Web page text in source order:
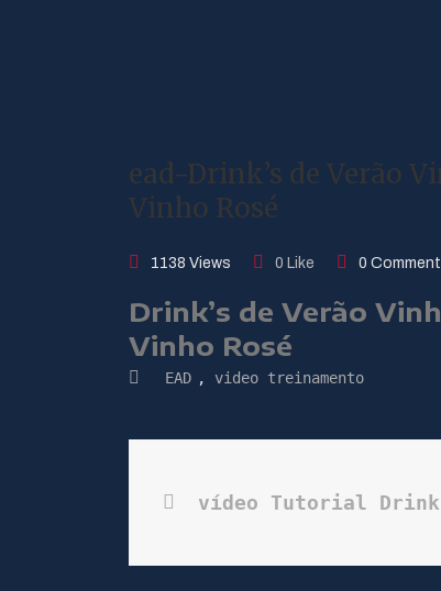
ead-Drink’s de Verão
Vinho Rosé
1138 Views 0 Like 0 Comment
Drink’s de Verão
Vinho Rosé
EAD , video treinamento